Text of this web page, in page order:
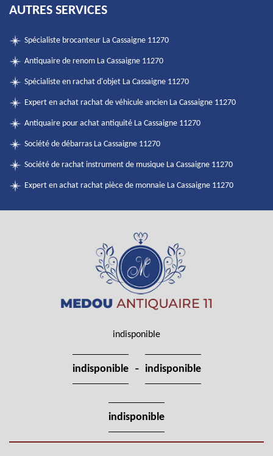
AUTRES SERVICES
Spécialiste brocanteur La Cassaigne 11270
Antiquaire de renom La Cassaigne 11270
Spécialiste en rachat d'objet La Cassaigne 11270
Expert en achat rachat de véhicule ancien La Cassaigne 11270
Antiquaire pour achat antiquité La Cassaigne 11270
Société de débarras La Cassaigne 11270
Société de rachat instrument de musique La Cassaigne 11270
Expert en achat rachat pièce de monnaie La Cassaigne 11270
indisponible
indisponible - indisponible
indisponible